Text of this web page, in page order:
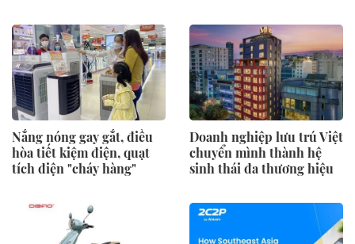
Nắng nóng gay gắt, điều
hòa tiết kiệm điện, quạt
tích điện "cháy hàng"
Doanh nghiệp lưu trú Việt
chuyển mình thành hệ
sinh thái đa thương hiệu